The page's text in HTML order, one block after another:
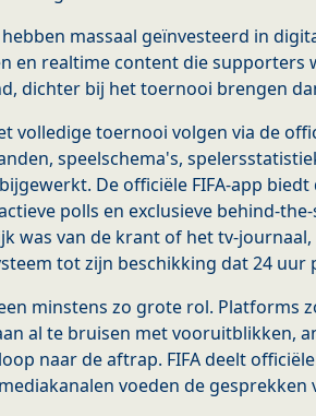
massaal geïnvesteerd in
en realtime content die supporters
dichter bij het toernooi brengen
volledige toernooi volgen via de
speelschema's,
De officiële FIFA-app biedt
polls en exclusieve behind-
was van de krant of het tv-
tot zijn beschikking dat 24 uur
minstens zo grote rol. Platforms
al te bruisen met vooruitblikken,
naar de aftrap. FIFA deelt
voeden de